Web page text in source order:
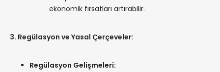
ekonomik fırsatları artırabilir.
3. Regülasyon ve Yasal Çerçeveler:
Regülasyon Gelişmeleri: